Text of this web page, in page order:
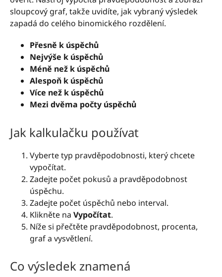
sloupcový graf, takže uvidíte, jak vybraný výsledek
zapadá do celého binomického rozdělení.
Přesně k úspěchů
Nejvýše k úspěchů
Méně než k úspěchů
Alespoň k úspěchů
Více než k úspěchů
Mezi dvěma počty úspěchů
Jak kalkulačku používat
Vyberte typ pravděpodobnosti, který chcete
vypočítat.
Zadejte počet pokusů a pravděpodobnost
úspěchu.
Zadejte počet úspěchů nebo interval.
Klikněte na Vypočítat.
Níže si přečtěte pravděpodobnost, procenta,
graf a vysvětlení.
Co výsledek znamená